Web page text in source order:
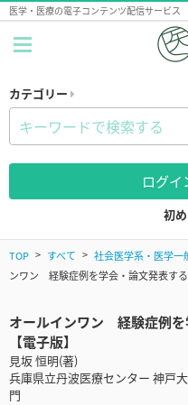
医学・医療の電子コンテンツ配信サービス
カテゴリー
ログイ
初
TOP すべて 社会医学系・医学一
ンワン 経験症例を学会・論文発表す
オールインワン 経験症例
【電子版】
見坂 恒明(著)
兵庫県立丹波医療センター 神戸
門